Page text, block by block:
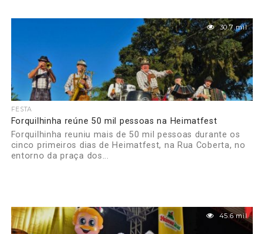
30.7 mil
FESTA
Forquilhinha reúne 50 mil pessoas na Heimatfest
Forquilhinha reuniu mais de 50 mil pessoas durante os
cinco primeiros dias de Heimatfest, na Rua Coberta, no
entorno da praça dos...
45.6 mil